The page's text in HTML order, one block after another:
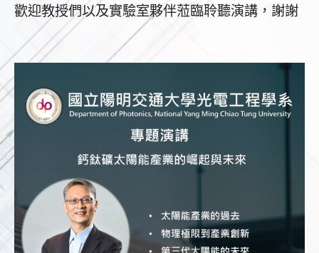
歡迎教授們以及實驗室夥伴蒞臨聆聽演講，謝謝